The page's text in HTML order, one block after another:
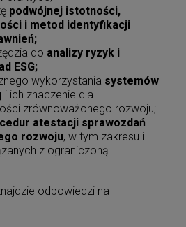
podwójnej istotności,
i metod identyfikacji
do analizy ryzyk i
ESG;
wykorzystania systemów
i ich znaczenie dla
zrównoważonego rozwoju;
atestacji sprawozdań
rozwoju, w tym zakresu i
z ograniczoną
odpowiedzi na